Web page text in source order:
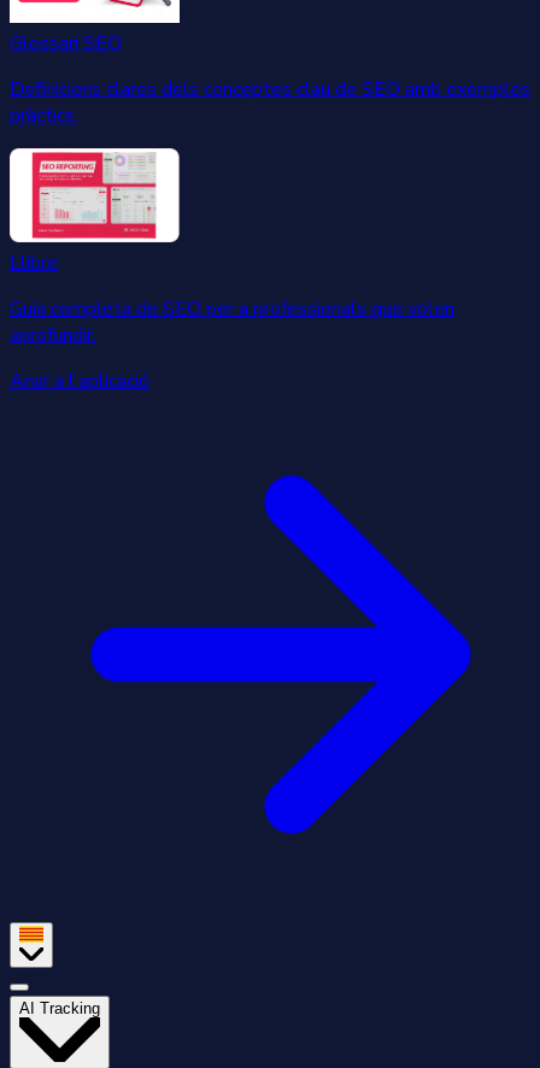
Glossari SEO
Definicions clares dels conceptes clau de SEO amb exemples
pràctics.
Llibre
Guia completa de SEO per a professionals que volen
aprofundir.
Anar a l'aplicació
AI Tracking